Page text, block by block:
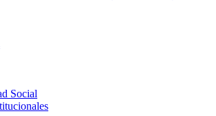
Social